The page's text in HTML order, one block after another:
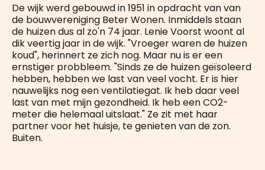
De wijk werd gebouwd in 1951 in opdracht van van
de bouwvereniging Beter Wonen. Inmiddels staan
de huizen dus al zo'n 74 jaar. Lenie Voorst woont al
dik veertig jaar in de wijk. "Vroeger waren de huizen
koud", herinnert ze zich nog. Maar nu is er een
ernstiger probbleem. "Sinds ze de huizen geïsoleerd
hebben, hebben we last van veel vocht. Er is hier
nauwelijks nog een ventilatiegat. Ik heb daar veel
last van met mijn gezondheid. Ik heb een CO2-
meter die helemaal uitslaat." Ze zit met haar
partner voor het huisje, te genieten van de zon.
Buiten.